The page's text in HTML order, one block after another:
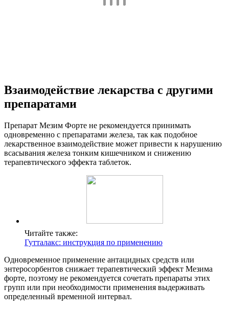
Взаимодействие лекарства с другими
препаратами
Препарат Мезим Форте не рекомендуется принимать
одновременно с препаратами железа, так как подобное
лекарственное взаимодействие может привести к нарушению
всасывания железа тонким кишечником и снижению
терапевтического эффекта таблеток.
Читайте также:
Гутталакс: инструкция по применению
Одновременное применение антацидных средств или
энтеросорбентов снижает терапевтический эффект Мезима
форте, поэтому не рекомендуется сочетать препараты этих
групп или при необходимости применения выдерживать
определенный временной интервал.